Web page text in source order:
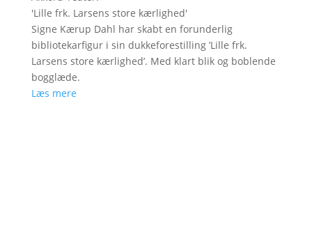
'Lille frk. Larsens store kærlighed'
Signe Kærup Dahl har skabt en forunderlig
bibliotekarfigur i sin dukkeforestilling ’Lille frk.
Larsens store kærlighed’. Med klart blik og boblende
bogglæde.
Læs mere